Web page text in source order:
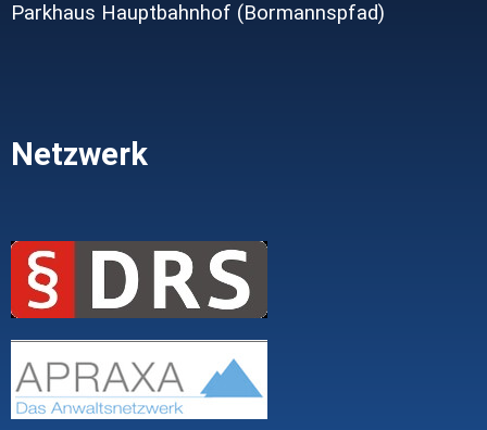
Parkhaus Hauptbahnhof (Bormannspfad)
Netzwerk